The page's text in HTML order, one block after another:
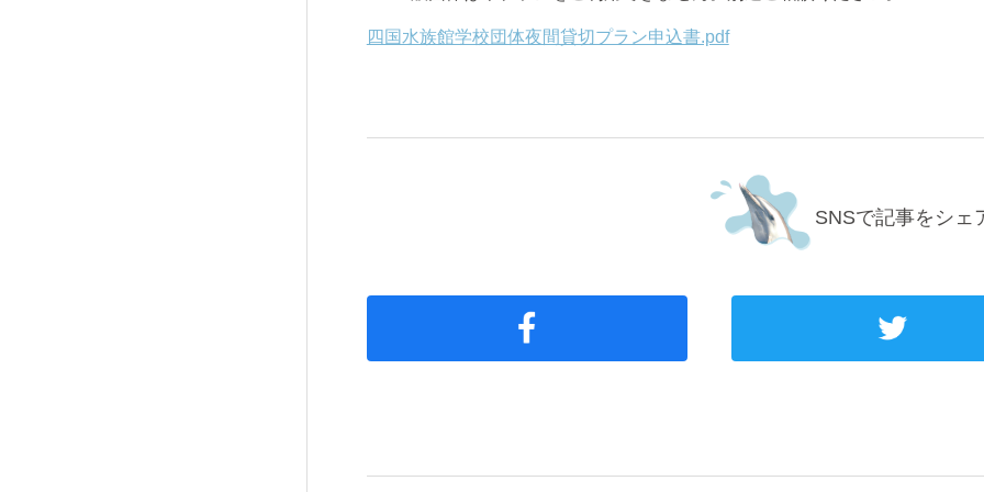
四国水族館学校団体夜間貸切プラン申込書.pdf
SNSで記事をシェ